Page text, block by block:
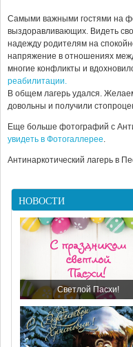
Самыми важными гостями на
выздоравливающих. Видеть
надежду родителям на
напряжение в отношениях
многие конфликты и
реабилитации.
В общем лагерь удался.
довольны и получили
Еще больше фотографий с
увидеть в Фотогаллерее.
Антинаркотический лагерь в
НОВОСТИ
Светлой Пасхи!